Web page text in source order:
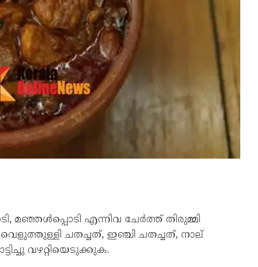
മഞ്ഞൾപ്പൊടി എന്നിവ ചേർത്ത് തിരുമ്മി
ചതച്ചത്, ഇഞ്ചി ചതച്ചത്, നാല്
വഴറ്റിയെടുക്കുക.